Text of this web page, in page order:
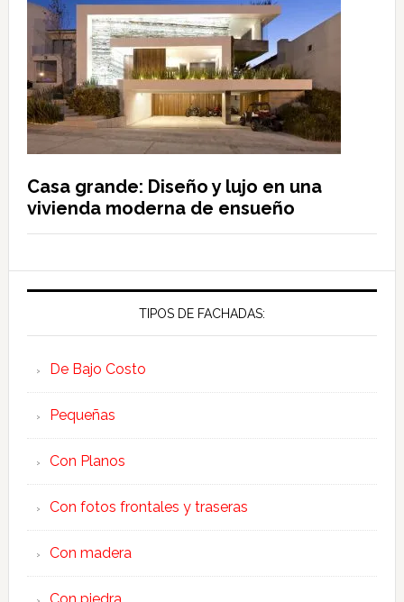
Casa grande: Diseño y lujo en una
vivienda moderna de ensueño
TIPOS DE FACHADAS:
De Bajo Costo
Pequeñas
Con Planos
Con fotos frontales y traseras
Con madera